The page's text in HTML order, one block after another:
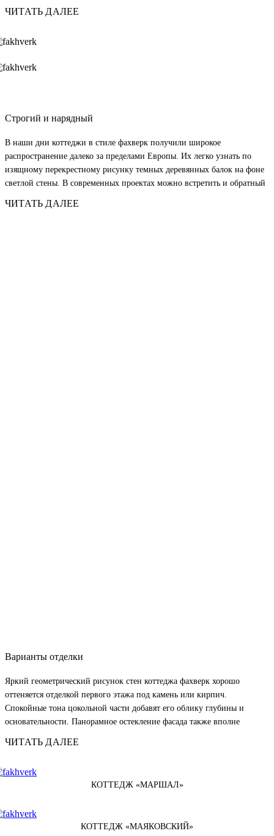
технология позволила возводить теплые и долговечные строения.
ЧИТАТЬ ДАЛЕЕ
Строгий и нарядный
В наши дни коттеджи в стиле фахверк получили широкое
распространение далеко за пределами Европы. Их легко узнать по
изящному перекрестному рисунку темных деревянных балок на фоне
светлой стены. В современных проектах можно встретить и обратный
ЧИТАТЬ ДАЛЕЕ
КОТТЕДЖ «МАРШАЛ»
КОТТЕДЖ «МАЯКОВСКИЙ»
Варианты отделки
Яркий геометрический рисунок стен коттеджа фахверк хорошо
оттеняется отделкой первого этажа под камень или кирпич.
Спокойные тона цокольной части добавят его облику глубины и
основательности. Панорамное остекление фасада также вполне
ЧИТАТЬ ДАЛЕЕ